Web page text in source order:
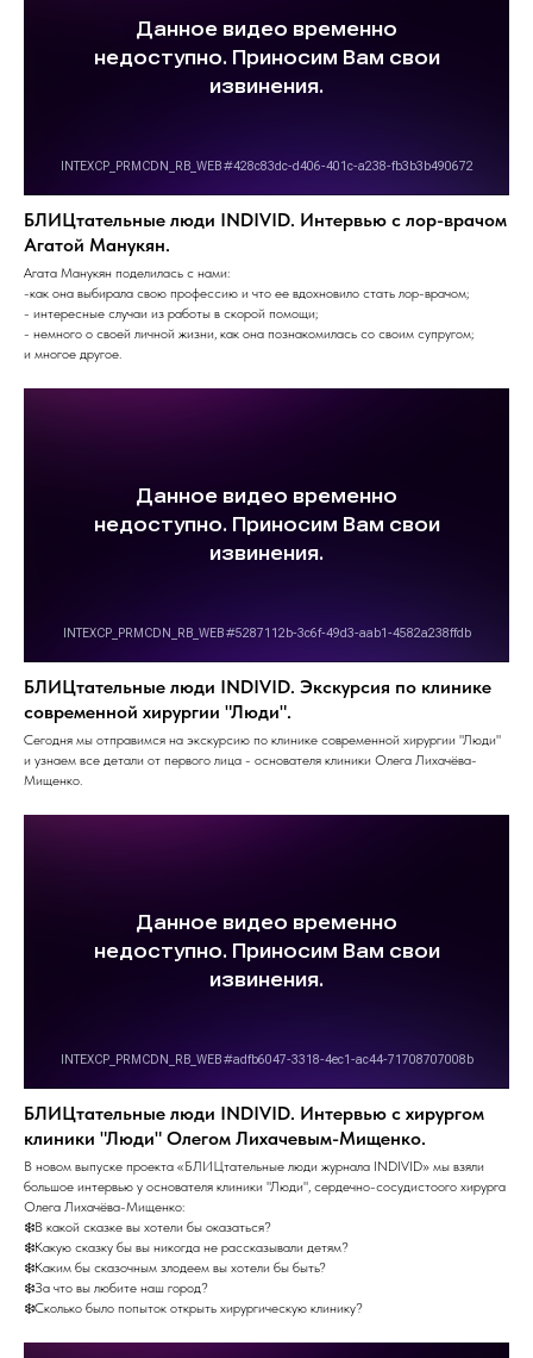
БЛИЦтательные люди INDIVID. Интервью с лор-врачом
Агатой Манукян.
Агата Манукян поделилась с нами:
-как она выбирала свою профессию и что ее вдохновило стать лор-врачом;
- интересные случаи из работы в скорой помощи;
- немного о своей личной жизни, как она познакомилась со своим супругом;
и многое другое.
БЛИЦтательные люди INDIVID. Экскурсия по клинике
современной хирургии "Люди".
Сегодня мы отправимся на экскурсию по клинике современной хирургии "Люди"
и узнаем все детали от первого лица - основателя клиники Олега Лихачёва-
Мищенко.
БЛИЦтательные люди INDIVID. Интервью с хирургом
клиники "Люди" Олегом Лихачевым-Мищенко.
В новом выпуске проекта «БЛИЦтательные люди журнала INDIVID» мы взяли
большое интервью у основателя клиники "Люди", сердечно-сосудистоого хирурга
Олега Лихачёва-Мищенко:
❄️В какой сказке вы хотели бы оказаться?
❄️Какую сказку бы вы никогда не рассказывали детям?
❄️Каким бы сказочным злодеем вы хотели бы быть?
❄️За что вы любите наш город?
❄️Сколько было попыток открыть хирургическую клинику?